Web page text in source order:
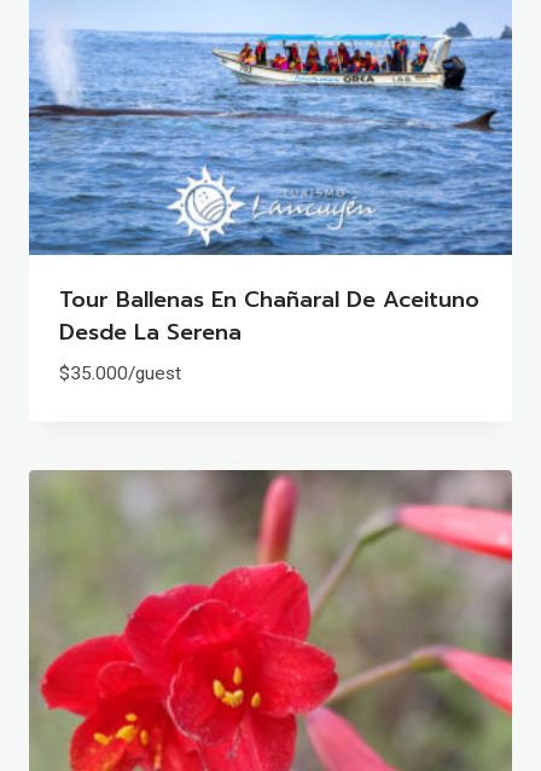
Tour Ballenas En Chañaral De Aceituno
Desde La Serena
$35.000/guest